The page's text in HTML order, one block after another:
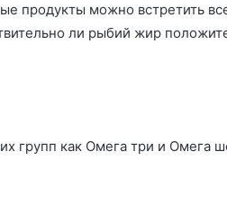
продукты можно встретить
ли рыбий жир
групп как Омега три и Омега